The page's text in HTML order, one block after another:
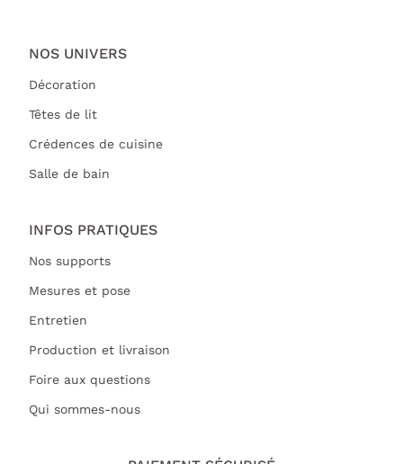
NOS UNIVERS
Décoration
Têtes de lit
Crédences de cuisine
Salle de bain
INFOS PRATIQUES
Nos supports
Mesures et pose
Entretien
Production et livraison
Foire aux questions
Qui sommes-nous